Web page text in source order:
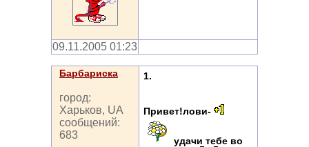
09.11.2005 01:23
Барбариска
город:
Харьков, UA
сообщений:
683
1.
Привет!лови-
удачи тебе во